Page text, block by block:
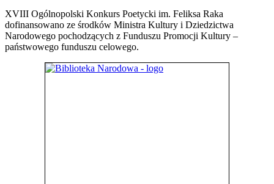
XVIII Ogólnopolski Konkurs Poetycki im. Feliksa Raka
dofinansowano ze środków Ministra Kultury i Dziedzictwa
Narodowego pochodzących z Funduszu Promocji Kultury –
państwowego funduszu celowego.